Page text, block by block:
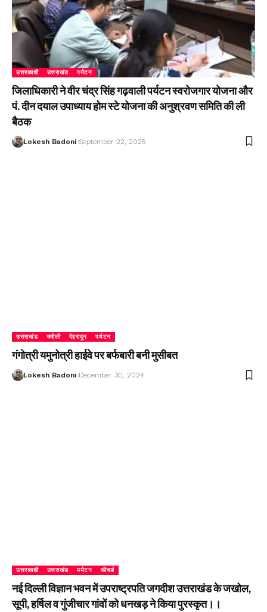
उत्तरकाशी उत्तराखंड पर्यटन
जिलाधिकारी ने वीर चंद्र सिंह गढ़वाली पर्यटन स्वरोजगार योजना और
पं. दीन दयाल उपाध्याय होम स्टे योजना की अनुश्रवण समिति की ली
बैठक
Lokesh Badoni September 22, 2025
उत्तराखंड चमोली देहरादून पर्यटन
गंगोत्री यमुनोत्री हाईवे पर बर्फबारी बनी मुसीबत
Lokesh Badoni December 30, 2024
उत्तरकाशी उत्तराखंड पर्यटन फीचर्ड
नई दिल्ली विज्ञान भवन में उपराष्ट्रपति जगदीश उत्तराखंड के जखोल,
सूपी, हर्षिल व गुंजीचार गांवों को धनखड़ ने किया पुरस्कृत।।